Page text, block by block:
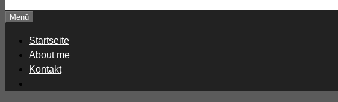
Menü
Startseite
About me
Kontakt